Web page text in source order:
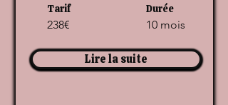
Tarif
238€
Durée
10 mois
Lire la suite